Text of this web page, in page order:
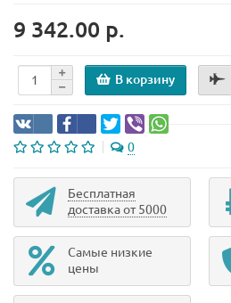
9 342.00 р.
В корзину
0
Бесплатная
доставка от 5000
Самые низкие
цены